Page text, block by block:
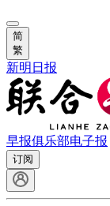
简
繁
新明日报
早报俱乐部电子报
订阅